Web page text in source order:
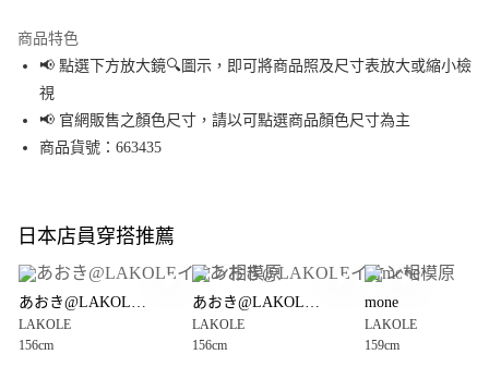
Apple Pay
街口支付
悠遊付
全盈+PAY
大哥付你分期
【大哥付你分期使用說明】
1.本服務由台灣大哥大提供，台灣大哥大用戶可立即使用無須另外申請。
2.付款方式選擇「大哥付你分期」，訂單成立後會自動跳轉到大哥付的交易
AFTEE先享後付
商品特色
📢 點選下方放大鏡🔍圖示，即可將商品照及尺寸表放大或縮小檢
視
📢 官網販售之顏色尺寸，請以可點選商品顏色尺寸為主
商品貨號：663435
日本店員穿搭推薦
あおき@LAKOLEイオン相模原
LAKOLE
156cm
あおき@LAKOLEイオン相模原
LAKOLE
156cm
mone
LAKOLE
159cm